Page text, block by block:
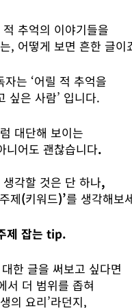
추억의 이야기들을
, 어떻게 보면 흔한 글이
자는 ‘어릴 적 추억을
싶은 사람’ 입니다.
대단해 보이는
니어도 괜찮습니다.
생각할 것은 단 하나,
주제(키워드)’를 생각해보
제 잡는 tip.
대한 글을 써보고 싶다면
서 더 범위를 좁혀
의 요리’라던지,